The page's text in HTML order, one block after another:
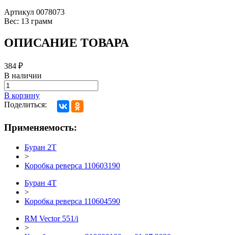
Артикул 0078073
Вес: 13 грамм
ОПИСАНИЕ ТОВАРА
384 ₽
В наличии
В корзину
Поделиться:
Применяемость:
Буран 2Т
>
Коробка реверса 110603190
Буран 4Т
>
Коробка реверса 110604590
RM Vector 551/i
>